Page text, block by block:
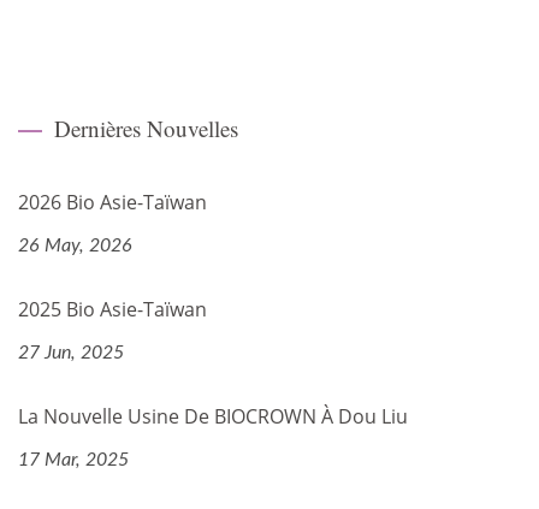
Dernières Nouvelles
2026 Bio Asie-Taïwan
26 May, 2026
2025 Bio Asie-Taïwan
27 Jun, 2025
La Nouvelle Usine De BIOCROWN À Dou Liu
17 Mar, 2025